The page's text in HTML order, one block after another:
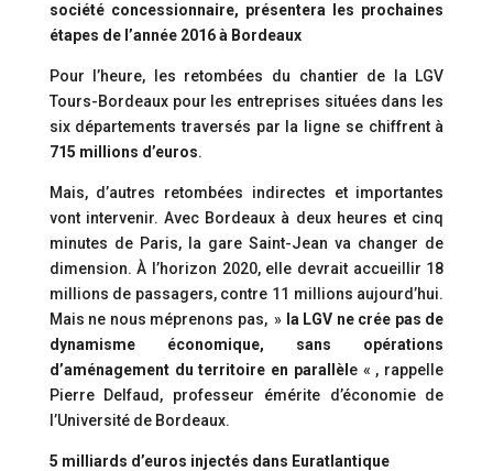
société concessionnaire, présentera les prochaines
étapes de l’année 2016 à Bordeaux
Pour l’heure, les retombées du chantier de la LGV
Tours-Bordeaux pour les entreprises situées dans les
six départements traversés par la ligne se chiffrent à
715 millions d’euros.
Mais, d’autres retombées indirectes et importantes
vont intervenir. Avec Bordeaux à deux heures et cinq
minutes de Paris, la gare Saint-Jean va changer de
dimension. À l’horizon 2020, elle devrait accueillir 18
millions de passagers, contre 11 millions aujourd’hui.
Mais ne nous méprenons pas, » la LGV ne crée pas de
dynamisme économique, sans opérations
d’aménagement du territoire en parallèl e « , rappelle
Pierre Delfaud, professeur émérite d’économie de
l’Université de Bordeaux.
5 milliards d’euros injectés dans Euratlantique